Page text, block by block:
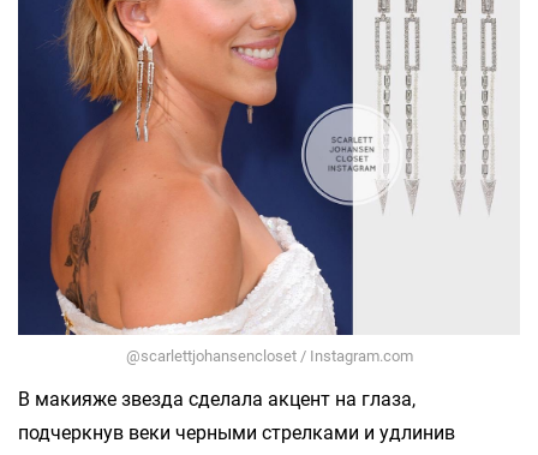
@scarlettjohansencloset / Instagram.com
В макияже звезда сделала акцент на глаза,
подчеркнув веки черными стрелками и удлинив